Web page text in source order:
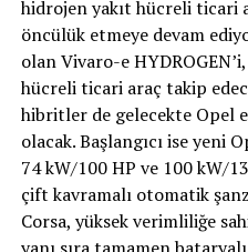
hidrojen yakıt hücreli ticari
öncülük etmeye devam
olan Vivaro-e
hücreli ticari araç takip
hibritler de gelecekte Opel
olacak. Başlangıcı ise yeni
74 kW/100 HP ve 100 kW/
çift kavramalı otomatik
Corsa, yüksek verimliliğe